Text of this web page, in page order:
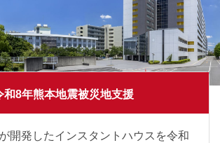
寄附の種類
寄附をする
寄附の特典
和8年熊本地震被災地支援
開発したインスタントハウスを令和